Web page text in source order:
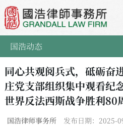
国浩动态
同心共观阅兵式，砥砺
庄党支部组织集中观看纪
世界反法西斯战争胜利80
国浩律师事务所 发布日期：2025-